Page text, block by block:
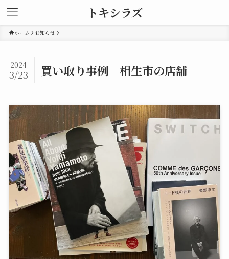
トキシラズ
ホーム お知らせ
買い取り事例 相生市の店舗
2024
3/23